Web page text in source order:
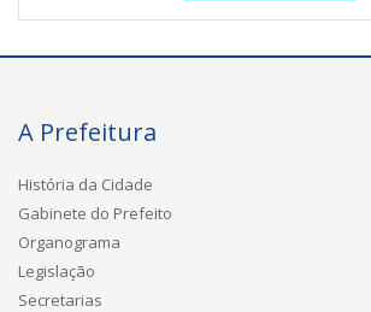
A Prefeitura
História da Cidade
Gabinete do Prefeito
Organograma
Legislação
Secretarias